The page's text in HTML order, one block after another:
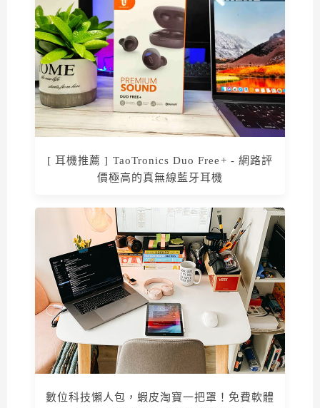
[ 耳機推薦 ] TaoTronics Duo Free+ - 網路評
價極高的真無線藍牙耳機
數位科技懶人包，蝦皮淘寶一把罩！免費軟體